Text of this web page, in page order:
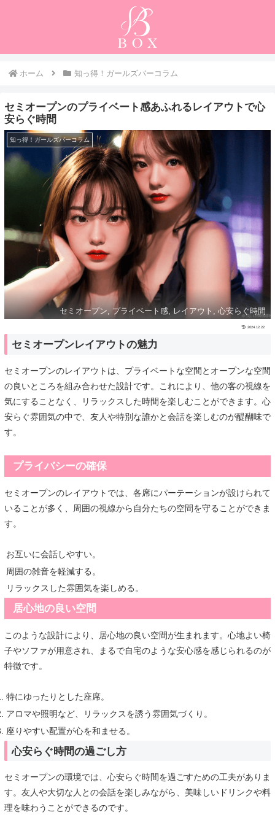
ホーム 知っ得！ガールズバーコラム
セミオープンのプライベート感あふれるレイアウトで心
安らぐ時間
知っ得！ガールズバーコラム
セミオープン, プライベート感, レイアウト, 心安らぐ時間
2024.12.22
セミオープンレイアウトの魅力
セミオープンのレイアウトは、プライベートな空間とオープンな空間
の良いところを組み合わせた設計です。これにより、他の客の視線を
気にすることなく、リラックスした時間を楽しむことができます。心
安らぐ雰囲気の中で、友人や特別な誰かと会話を楽しむのが醍醐味で
す。
プライバシーの確保
セミオープンのレイアウトでは、各席にパーテーションが設けられて
いることが多く、周囲の視線から自分たちの空間を守ることができま
す。
お互いに会話しやすい。
周囲の雑音を軽減する。
リラックスした雰囲気を楽しめる。
居心地の良い空間
このような設計により、居心地の良い空間が生まれます。心地よい椅
子やソファが用意され、まるで自宅のような安心感を感じられるのが
特徴です。
特にゆったりとした座席。
アロマや照明など、リラックスを誘う雰囲気づくり。
座りやすい配置が心を和ませる。
心安らぐ時間の過ごし方
セミオープンの環境では、心安らぐ時間を過ごすための工夫がありま
す。友人や大切な人との会話を楽しみながら、美味しいドリンクや料
理を味わうことができるのです。